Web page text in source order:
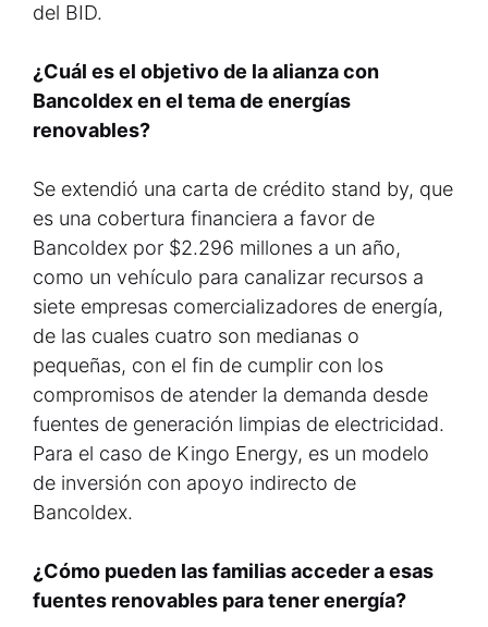
del BID.
¿Cuál es el objetivo de la alianza con
Bancoldex en el tema de energías
renovables?
Se extendió una carta de crédito stand by, que
es una cobertura financiera a favor de
Bancoldex por $2.296 millones a un año,
como un vehículo para canalizar recursos a
siete empresas comercializadores de energía,
de las cuales cuatro son medianas o
pequeñas, con el fin de cumplir con los
compromisos de atender la demanda desde
fuentes de generación limpias de electricidad.
Para el caso de Kingo Energy, es un modelo
de inversión con apoyo indirecto de
Bancoldex.
¿Cómo pueden las familias acceder a esas
fuentes renovables para tener energía?